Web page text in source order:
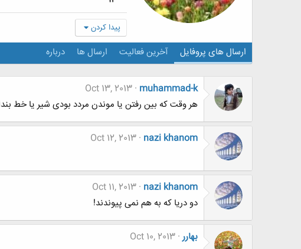
پیدا کردن
ارسال های پروفایل آخرین فعالیت ارسال ها درباره
muhammad-k
Oct 13, 2013
هر وقت که بین رفتن یا موندن مردد بودی شیر یا خط
nazi khanom
Oct 12, 2013
nazi khanom
Oct 11, 2013
دو دریا که به هم نمی پیوندند!
بهارر Oct 10, 2013